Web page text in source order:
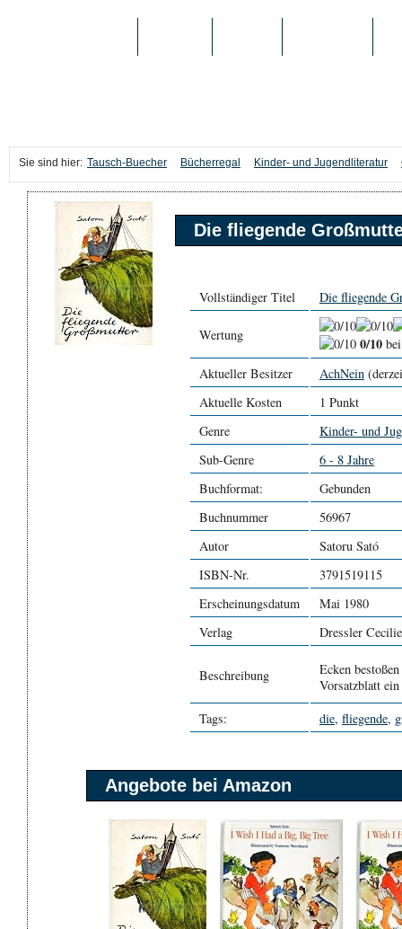
Sie sind hier: Tausch-Buecher Bücherregal Kinder- und Jugendliteratur
Die fliegende
Vollständiger Titel Die fliegende
Wertung 0/10
Aktueller Besitzer
AchNein
Aktuelle Kosten
1 Punkt
Genre
Kinder- und
Sub-Genre
6 - 8 Jahre
Buchformat:
Gebunden
Buchnummer
56967
Autor
Satoru Sató
ISBN-Nr.
3791519115
Erscheinungsdatum
Mai 1980
Verlag
Dressler Cecilie
Beschreibung
Ecken
Vorsatzblatt
Tags:
die, fliegende,
Angebote bei Amazon